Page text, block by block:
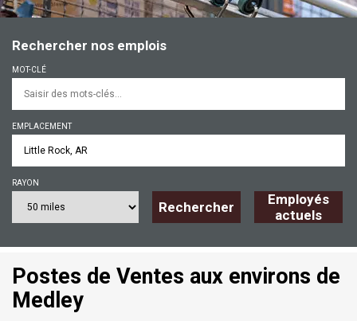
Rechercher nos emplois
MOT-CLÉ
EMPLACEMENT
RAYON
Rechercher
Employés
actuels
Postes de Ventes aux environs de
Medley